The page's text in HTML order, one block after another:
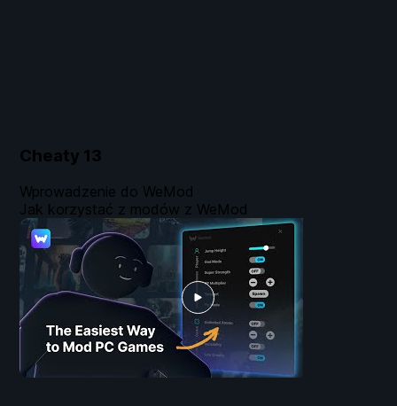
Cheaty 13
Wprowadzenie do WeMod
Jak korzystać z modów z WeMod